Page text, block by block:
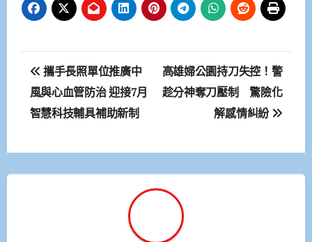
文
章
導
覽
攜手長照單位推廣中
風與心血管防治 迎接7月
智慧科技輔具補助新制
高雄婦公園持刀失控！警
趁分神奪刀壓制 驚險化
解感情糾紛